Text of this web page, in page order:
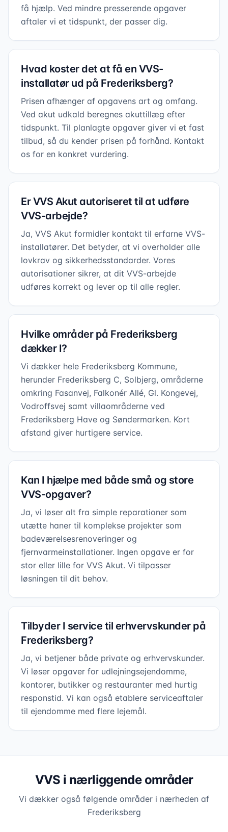
få hjælp. Ved mindre presserende opgaver
aftaler vi et tidspunkt, der passer dig.
Hvad koster det at få en VVS-
installatør ud på Frederiksberg?
Prisen afhænger af opgavens art og omfang.
Ved akut udkald beregnes akuttillæg efter
tidspunkt. Til planlagte opgaver giver vi et fast
tilbud, så du kender prisen på forhånd. Kontakt
os for en konkret vurdering.
Er VVS Akut autoriseret til at udføre
VVS-arbejde?
Ja, VVS Akut formidler kontakt til erfarne VVS-
installatører. Det betyder, at vi overholder alle
lovkrav og sikkerhedsstandarder. Vores
autorisationer sikrer, at dit VVS-arbejde
udføres korrekt og lever op til alle regler.
Hvilke områder på Frederiksberg
dækker I?
Vi dækker hele Frederiksberg Kommune,
herunder Frederiksberg C, Solbjerg, områderne
omkring Fasanvej, Falkonér Allé, Gl. Kongevej,
Vodroffsvej samt villaområderne ved
Frederiksberg Have og Søndermarken. Kort
afstand giver hurtigere service.
Kan I hjælpe med både små og store
VVS-opgaver?
Ja, vi løser alt fra simple reparationer som
utætte haner til komplekse projekter som
badeværelsesrenoveringer og
fjernvarmeinstallationer. Ingen opgave er for
stor eller lille for VVS Akut. Vi tilpasser
løsningen til dit behov.
Tilbyder I service til erhvervskunder på
Frederiksberg?
Ja, vi betjener både private og erhvervskunder.
Vi løser opgaver for udlejningsejendomme,
kontorer, butikker og restauranter med hurtig
responstid. Vi kan også etablere serviceaftaler
til ejendomme med flere lejemål.
VVS i nærliggende områder
Vi dækker også følgende områder i nærheden af
Frederiksberg